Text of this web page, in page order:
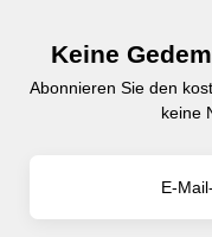
Keine
Abonnieren Sie den
keine